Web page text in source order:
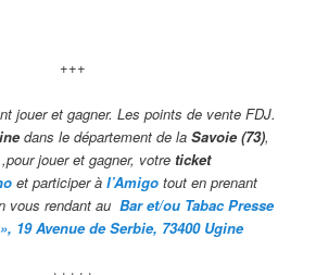
+++
jouer et gagner. Les points de vente FDJ.
dans le département de laSavoie (73),
jouer et gagner, votre ticket
et participer àl’Amigo tout en prenant
vous rendant au Bar et/ou Tabac Presse
19 Avenue de Serbie, 73400 Ugine